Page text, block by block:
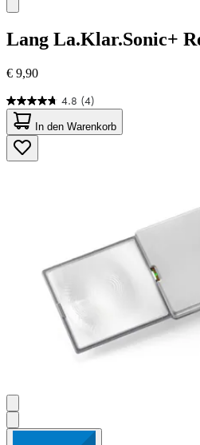
Lang La.Klar.Sonic+
€ 9,90
4.8 (4)
4.8
von
5
Sternen.
4
In den Warenkorb